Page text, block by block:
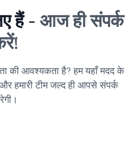
हैं - आज ही संपर्क
की आवश्यकता है? हम यहाँ मदद के
हमारी टीम जल्द ही आपसे संपर्क